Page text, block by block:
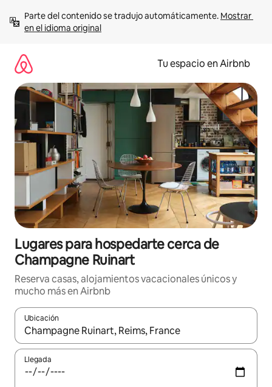
contenido
Parte del contenido se tradujo automáticamente. Mostrar
en el idioma original
Tu espacio en Airbnb
Lugares para hospedarte cerca de
Champagne Ruinart
Reserva casas, alojamientos vacacionales únicos y
mucho más en Airbnb
Ubicación
Cuando los resultados estén disponibles, podrás navegar
Llegada